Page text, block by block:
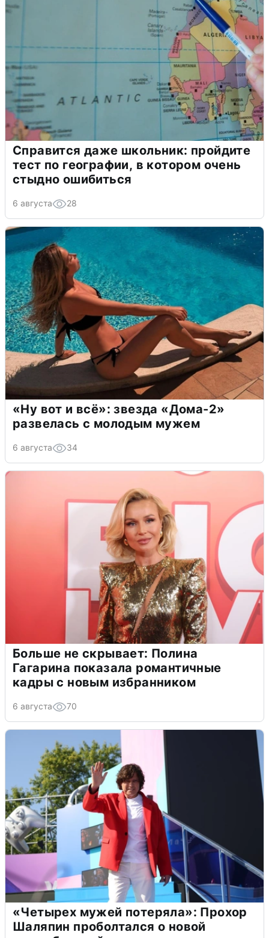
Справится даже школьник: пройдите
тест по географии, в котором очень
стыдно ошибиться
6 августа 28
«Ну вот и всё»: звезда «Дома-2»
развелась с молодым мужем
6 августа 34
Больше не скрывает: Полина
Гагарина показала романтичные
кадры с новым избранником
6 августа 70
«Четырех мужей потеряла»: Прохор
Шаляпин проболтался о новой